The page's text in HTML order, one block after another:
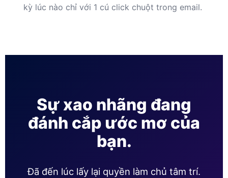
kỳ lúc nào chỉ với 1 cú click chuột trong email.
Sự xao nhãng đang
đánh cắp ước mơ của
bạn.
Đã đến lúc lấy lại quyền làm chủ tâm trí.